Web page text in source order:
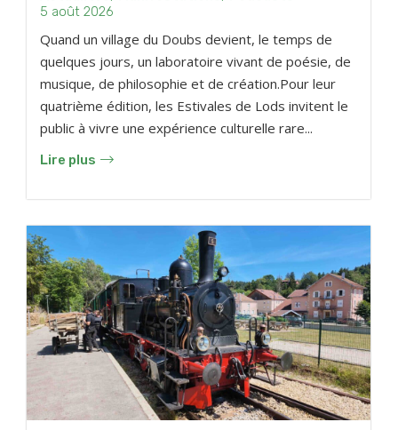
5 août 2026
Quand un village du Doubs devient, le temps de
quelques jours, un laboratoire vivant de poésie, de
musique, de philosophie et de création.Pour leur
quatrième édition, les Estivales de Lods invitent le
public à vivre une expérience culturelle rare...
Lire plus